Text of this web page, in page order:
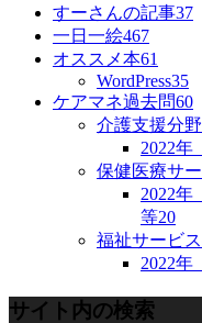
すーさんの記事37
一日一絵467
オススメ本61
WordPress35
ケアマネ過去問60
介護支援分野
2022年
保健医療サ
2022年
等20
福祉サービ
2022年
サイト内の検索